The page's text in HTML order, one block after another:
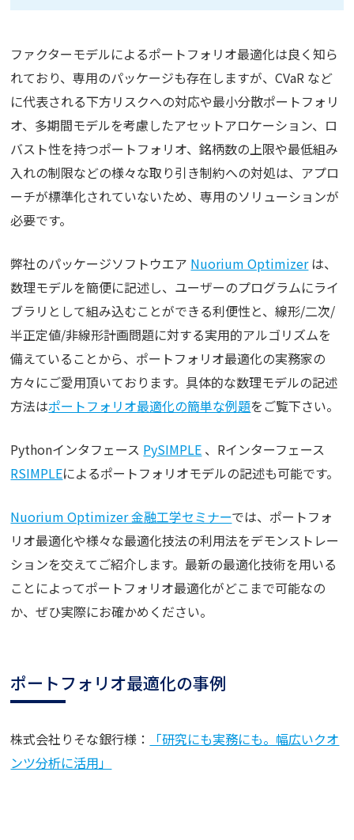
ファクターモデルによるポートフォリオ最適化は良く知ら
れており、専用のパッケージも存在しますが、CVaR など
に代表される下方リスクへの対応や最小分散ポートフォリ
オ、多期間モデルを考慮したアセットアロケーション、ロ
バスト性を持つポートフォリオ、銘柄数の上限や最低組み
入れの制限などの様々な取り引き制約への対処は、アプロ
ーチが標準化されていないため、専用のソリューションが
必要です。
弊社のパッケージソフトウエア Nuorium Optimizerは、
数理モデルを簡便に記述し、ユーザーのプログラムにライ
ブラリとして組み込むことができる利便性と、線形/二次/
半正定値/非線形計画問題に対する実用的アルゴリズムを
備えていることから、ポートフォリオ最適化の実務家の
方々にご愛用頂いております。具体的な数理モデルの記述
方法はポートフォリオ最適化の簡単な例題をご覧下さい。
Pythonインタフェース PySIMPLE 、Rインターフェース
RSIMPLEによるポートフォリオモデルの記述も可能です。
Nuorium Optimizer 金融工学セミナーでは、ポートフォ
リオ最適化や様々な最適化技法の利用法をデモンストレー
ションを交えてご紹介します。最新の最適化技術を用いる
ことによってポートフォリオ最適化がどこまで可能なの
か、ぜひ実際にお確かめください。
ポートフォリオ最適化の事例
株式会社りそな銀行様：
「研究にも実務にも。幅広いクオ
ンツ分析に活用」